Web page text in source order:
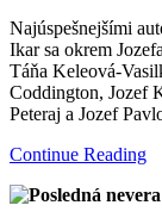
Najúspešnejšími
Ikar sa okrem
Táňa Keleová-
Coddington, Jozef
Peteraj a Jozef
Continue Reading